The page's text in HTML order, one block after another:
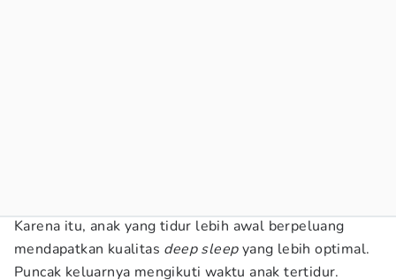
Karena itu, anak yang tidur lebih awal berpeluang
mendapatkan kualitas deep sleepyang lebih optimal.
Puncak keluarnya mengikuti waktu anak tertidur.